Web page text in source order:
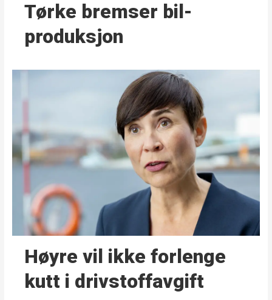
Tørke bremser bil­
produksjon
Høyre vil ikke forlenge
kutt i drivstoffavgift